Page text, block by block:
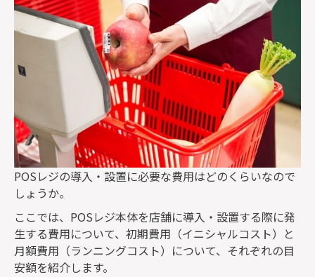
POSレジの導入・設置に必要な費用はどのくらいなので
しょうか。
ここでは、 POSレジ本体を店舗に導入・設置する際に発
生する費用について、初期費用（イニシャルコスト）と
月額費用（ランニングコスト）について、それぞれの目
安額を紹介します。